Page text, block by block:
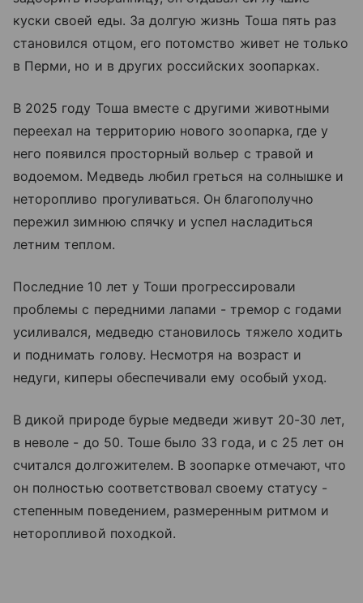
куски своей еды. За долгую жизнь Тоша пять раз
становился отцом, его потомство живет не только
в Перми, но и в других российских зоопарках.
В 2025 году Тоша вместе с другими животными
переехал на территорию нового зоопарка, где у
него появился просторный вольер с травой и
водоемом. Медведь любил греться на солнышке и
неторопливо прогуливаться. Он благополучно
пережил зимнюю спячку и успел насладиться
летним теплом.
Последние 10 лет у Тоши прогрессировали
проблемы с передними лапами - тремор с годами
усиливался, медведю становилось тяжело ходить
и поднимать голову. Несмотря на возраст и
недуги, киперы обеспечивали ему особый уход.
В дикой природе бурые медведи живут 20-30 лет,
в неволе - до 50. Тоше было 33 года, и с 25 лет он
считался долгожителем. В зоопарке отмечают, что
он полностью соответствовал своему статусу -
степенным поведением, размеренным ритмом и
неторопливой походкой.